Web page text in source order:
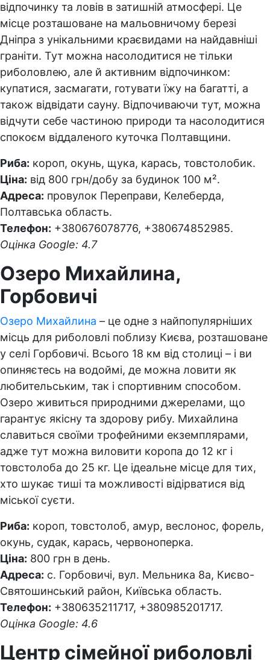
відпочинку та ловів в затишній атмосфері. Це
місце розташоване на мальовничому березі
Дніпра з унікальними краєвидами на найдавніші
граніти. Тут можна насолодитися не тільки
риболовлею, але й активним відпочинком:
купатися, засмагати, готувати їжу на багатті, а
також відвідати сауну. Відпочиваючи тут, можна
відчути себе частиною природи та насолодитися
спокоєм віддаленого куточка Полтавщини.
Риба: короп, окунь, щука, карась, товстолобик.
Ціна: від 800 грн/добу за будинок 100 м².
Адреса: провулок Переправи, Келеберда,
Полтавська область.
Телефон: +380676078776, +380674852985.
Оцінка Google: 4.7
Озеро Михайлина,
Горбовичі
Озеро Михайлина – це одне з найпопулярніших
місць для риболовлі поблизу Києва, розташоване
у селі Горбовичі. Всього 18 км від столиці – і ви
опиняєтесь на водоймі, де можна ловити як
любительським, так і спортивним способом.
Озеро живиться природними джерелами, що
гарантує якісну та здорову рибу. Михайлина
славиться своїми трофейними екземплярами,
адже тут можна виловити коропа до 12 кг і
товстолоба до 25 кг. Це ідеальне місце для тих,
хто шукає тиші та можливості відірватися від
міської суєти.
Риба: короп, товстолоб, амур, веслонос, форель,
окунь, судак, карась, червоноперка.
Ціна: 800 грн в день.
Адреса: с. Горбовичі, вул. Мельника 8а, Києво-
Святошинський район, Київська область.
Телефон: +380635211717, +380985201717.
Оцінка Google: 4.6
Центр сімейної риболовлі